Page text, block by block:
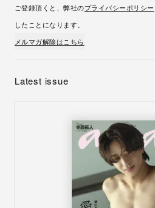
ご登録頂くと、弊社のプライバシーポリシー
したことになります。
メルマガ解除はこちら
Latest issue